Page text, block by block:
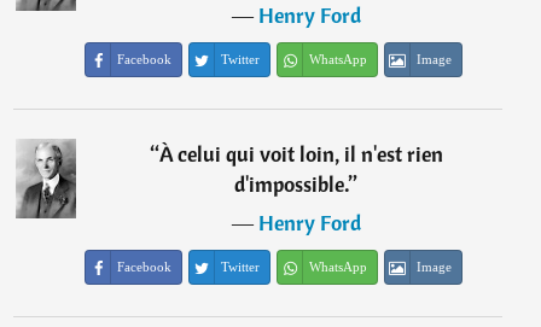
―Henry Ford
Facebook Twitter WhatsApp Image
“À celui qui voit loin, il n'est rien
d'impossible.”
―Henry Ford
Facebook Twitter WhatsApp Image